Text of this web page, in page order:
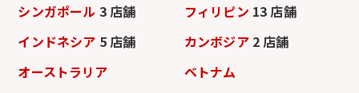
シンガポール 3 店舗 フィリピン 13 店舗
インドネシア 5 店舗 カンボジア 2 店舗
オーストラリア
ベトナム